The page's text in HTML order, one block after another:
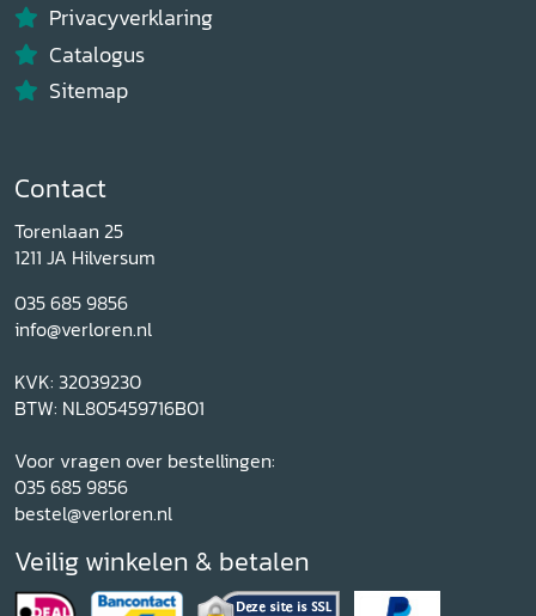
Privacyverklaring
Catalogus
Sitemap
Contact
Torenlaan 25
1211 JA Hilversum
035 685 9856
info@verloren.nl
KVK: 32039230
BTW: NL805459716B01
Voor vragen over bestellingen:
035 685 9856
bestel@verloren.nl
Veilig winkelen & betalen